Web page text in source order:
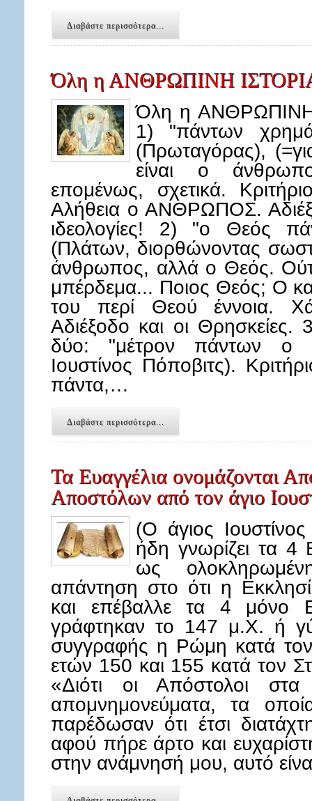
Διαβάστε περισσότερα...
Όλη η ΑΝΘΡΩΠΙΝΗ ΙΣΤΟΡΙΑ
Όλη η ΑΝΘΡΩΠΙΝΗ
1) "πάντων
(Πρωταγόρας),
είναι ο
επομένως, σχετικά.
Αλήθεια ο ΑΝΘΡΩΠΟΣ.
ιδεολογίες! 2) "ο Θεός
(Πλάτων, διορθώνοντας
άνθρωπος, αλλά ο Θεός.
μπέρδεμα... Ποιος Θεός; Ο
του περί Θεού έννοια.
Αδιέξοδο και οι
δύο: "μέτρον πάντων ο
Ιουστίνος Πόποβιτς).
πάντα,…
Διαβάστε περισσότερα...
Τα Ευαγγέλια ονομάζονται
Αποστόλων από τον άγιο
(Ο άγιος
ήδη γνωρίζει τα 4
ως
απάντηση στο ότι η
και επέβαλλε τα 4 μόνο
γράφτηκαν το 147 μ.Χ. ή
συγγραφής η Ρώμη κατά
ετών 150 και 155 κατά τον
«Διότι οι Απόστολοι
απομνημονεύματα, τα
παρέδωσαν ότι έτσι
αφού πήρε άρτο και
στην ανάμνησή μου, αυτό